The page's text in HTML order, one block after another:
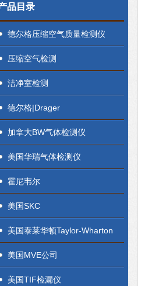
品目录
德尔格压缩空气质量检测仪
压缩空气检测
洁净室检测
德尔格|Drager
加拿大BW气体检测仪
美国华瑞气体检测仪
霍尼韦尔
美国SKC
美国泰莱华顿Taylor-Wharton
美国MVE公司
美国TIF检漏仪